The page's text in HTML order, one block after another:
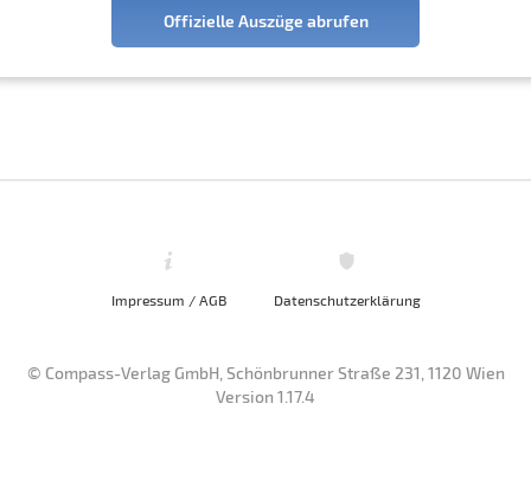
Offizielle Auszüge abrufen
Impressum / AGB Datenschutzerklärung
© Compass-Verlag GmbH, Schönbrunner Straße 231, 1120 Wien
Version 1.17.4